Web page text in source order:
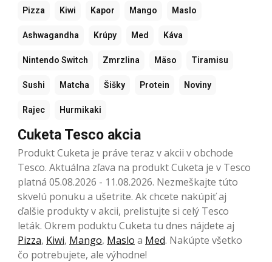
Pizza Kiwi Kapor Mango Maslo
Ashwagandha Krúpy Med Káva
Nintendo Switch Zmrzlina Mäso Tiramisu
Sushi Matcha Šišky Protein Noviny
Rajec Hurmikaki
Cuketa Tesco akcia
Produkt Cuketa je práve teraz v akcii v obchode
Tesco. Aktuálna zľava na produkt Cuketa je v Tesco
platná 05.08.2026 - 11.08.2026. Nezmeškajte túto
skvelú ponuku a ušetrite. Ak chcete nakúpiť aj
ďalšie produkty v akcii, prelistujte si celý Tesco
leták. Okrem poduktu Cuketa tu dnes nájdete aj
Pizza, Kiwi, Mango, Maslo a Med. Nakúpte všetko
čo potrebujete, ale výhodne!